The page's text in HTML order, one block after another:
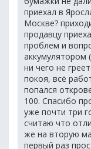
приехал в
Москве?
продавцу
проблем и
аккумулятором
ни чего не
покоя, всё
попался
100. Спасибо
уже почти три
считаю что
же на вторую
первый раз